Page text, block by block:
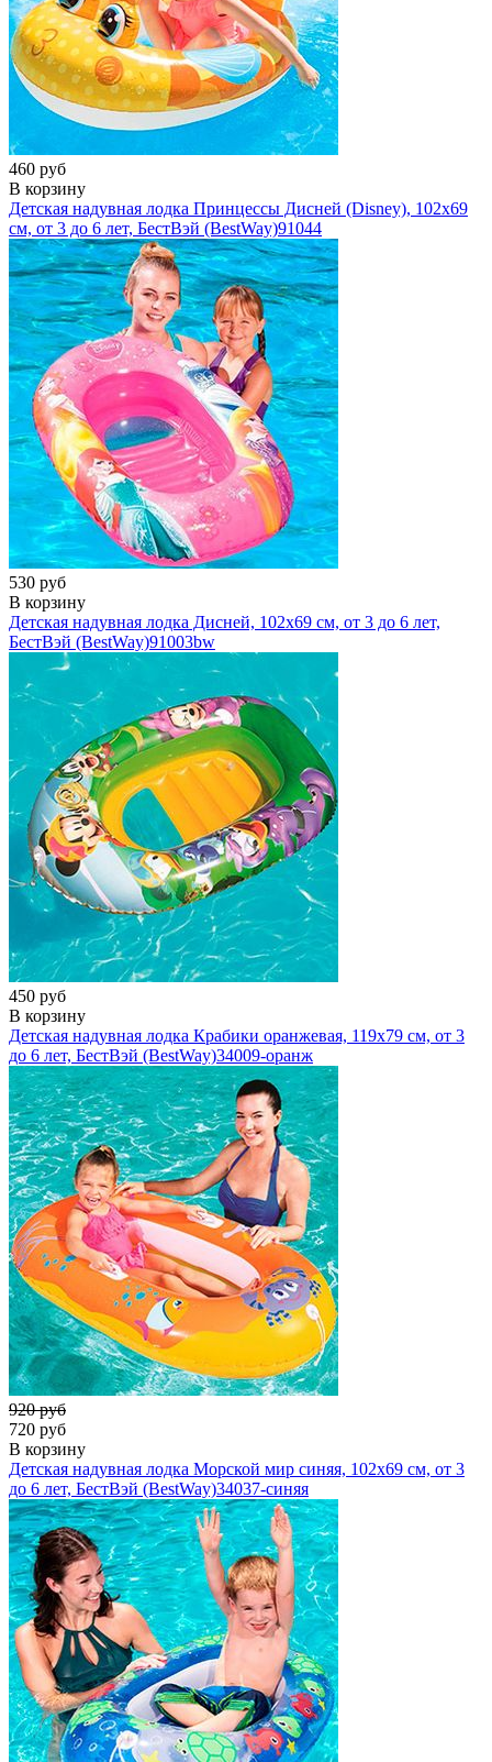
460 руб
В корзину
Детская надувная лодка Принцессы Дисней (Disney), 102х69
см, от 3 до 6 лет, БестВэй (BestWay)91044
530 руб
В корзину
Детская надувная лодка Дисней, 102х69 см, от 3 до 6 лет,
БестВэй (BestWay)91003bw
450 руб
В корзину
Детская надувная лодка Крабики оранжевая, 119х79 см, от 3
до 6 лет, БестВэй (BestWay)34009-оранж
920 руб
720 руб
В корзину
Детская надувная лодка Морской мир синяя, 102х69 см, от 3
до 6 лет, БестВэй (BestWay)34037-синяя